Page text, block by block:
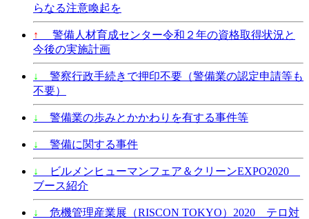
らなる注意喚起を
↑
警備人材育成センター令和２年の資格取得状況と
今後の実施計画
↓
警察行政手続きで押印不要（警備業の認定申請等も
不要）
↓ 警備業の歩みとかかわりを有する事件等
↓ 警備に関する事件
↓
ビルメンヒューマンフェア＆クリーンEXPO2020
ブース紹介
↓
危機管理産業展（RISCON TOKYO）2020 テロ対